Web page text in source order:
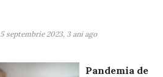
5 septembrie 2023, 3 ani ago
Pandemia de